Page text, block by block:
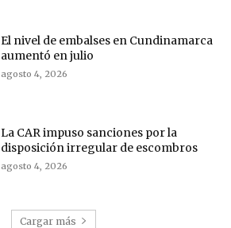
El nivel de embalses en Cundinamarca
aumentó en julio
agosto 4, 2026
La CAR impuso sanciones por la
disposición irregular de escombros
agosto 4, 2026
Cargar más